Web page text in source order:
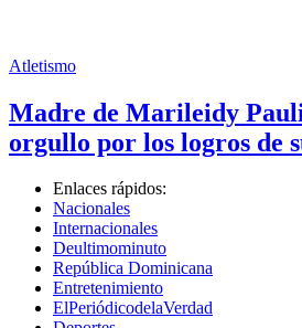
Atletismo
Madre de Marileidy
orgullo por los logros de
Enlaces rápidos:
Nacionales
Internacionales
Deultimominuto
República Dominicana
Entretenimiento
ElPeriódicodelaVerdad